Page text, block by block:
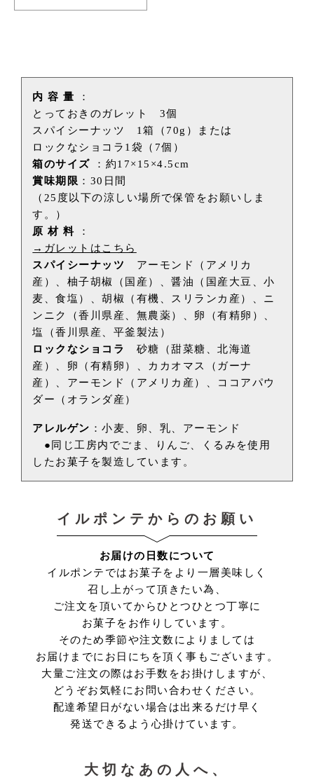
内 容 量
：
とっておきのガレット 3個
スパイシーナッツ 1箱（70g）または
ロックなショコラ1袋（7個）
箱のサイズ
：約17×15×4.5cm
賞味期限 ：30日間
（25度以下の涼しい場所で保管をお願いしま
す。）
原 材 料
：
→ガレットはこちら
スパイシーナッツ
アーモンド（アメリカ
産）、柚子胡椒（国産）、醤油（国産大豆、小
麦、食塩）、胡椒（有機、スリランカ産）、ニ
ンニク（香川県産、無農薬）、卵（有精卵）、
塩（香川県産、平釜製法）
ロックなショコラ 砂糖（甜菜糖、北海道
産）、卵（有精卵）、カカオマス（ガーナ
産）、アーモンド（アメリカ産）、ココアパウ
ダー（オランダ産）
アレルゲン ：小麦、卵、乳、アーモンド
●同じ工房内でごま、りんご、くるみを使用
したお菓子を製造しています。
イルポンテからのお願い
お届けの日数について
イルポンテではお菓子をより一層美味しく
召し上がって頂きたい為、
ご注文を頂いてからひとつひとつ丁寧に
お菓子をお作りしています。
そのため季節や注文数によりましては
お届けまでにお日にちを頂く事もございます。
大量ご注文の際はお手数をお掛けしますが、
どうぞお気軽にお問い合わせください。
配達希望日がない場合は出来るだけ早く
発送できるよう心掛けています。
大切なあの人へ、